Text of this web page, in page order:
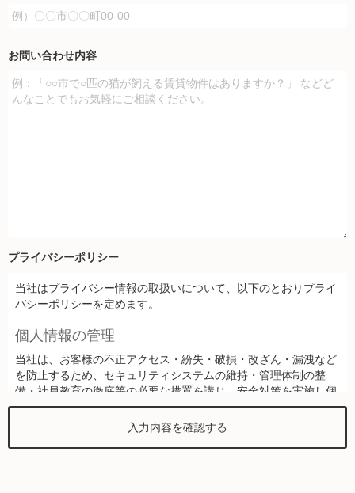
お問い合わせ内容
プライバシーポリシー
当社はプライバシー情報の取扱いについて、以下のとおりプライ
バシーポリシーを定めます。
個人情報の管理
当社は、お客様の不正アクセス・紛失・破損・改ざん・漏洩など
を防止するため、セキュリティシステムの維持・管理体制の整
備・社員教育の徹底等の必要な措置を講じ、安全対策を実施し個
人情報の厳重な管理を行ないます。
個人情報の利用目的